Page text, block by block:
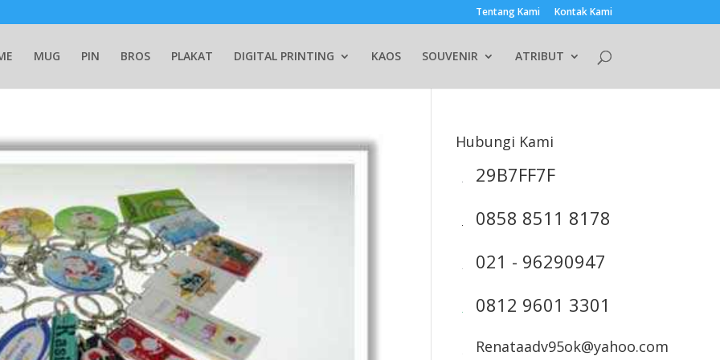
Tentang Kami Kontak Kami
MUG PIN BROS PLAKAT DIGITAL PRINTING KAOS SOUVENIR ATRIBUT
Hubungi Kami
29B7FF7F
0858 8511 8178
021 - 96290947
0812 9601 3301
Renataadv95ok@yahoo.com